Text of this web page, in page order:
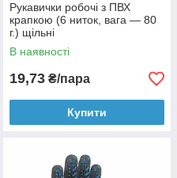
Рукавички робочі з ПВХ
крапкою (6 ниток, вага — 80
г.) щільні
В наявності
19,73 ₴/пара
Купити